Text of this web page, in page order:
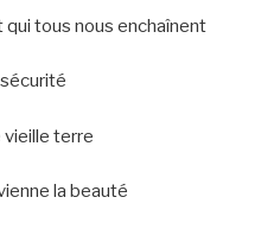
tous nous enchaînent
vieille terre
la beauté